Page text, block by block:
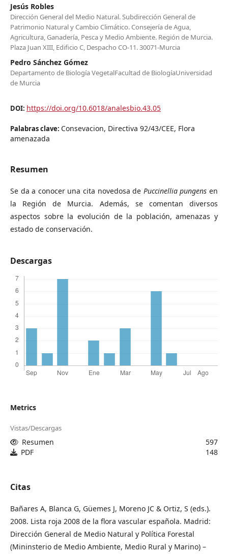
Jesús Robles
Dirección General del Medio Natural. Subdirección General de
Patrimonio Natural y Cambio Climático. Consejería de Agua,
Agricultura, Ganadería, Pesca y Medio Ambiente. Región de Murcia.
Plaza Juan XIII, Edificio C, Despacho CO-11. 30071-Murcia
Pedro Sánchez Gómez
Departamento de Biología VegetalFacultad de BiologíaUniversidad
de Murcia
DOI: https://doi.org/10.6018/analesbio.43.05
Palabras clave: Consevacion, Directiva 92/43/CEE, Flora
amenazada
Resumen
Se da a conocer una cita novedosa de Puccinellia pungens en
la Región de Murcia. Además, se comentan diversos
aspectos sobre la evolución de la población, amenazas y
estado de conservación.
Descargas
Metrics
Vistas/Descargas
Resumen
597
PDF
148
Citas
Bañares A, Blanca G, Güemes J, Moreno JC & Ortiz, S (eds.).
2008. Lista roja 2008 de la flora vascular española. Madrid:
Dirección General de Medio Natural y Política Forestal
(Mininsterio de Medio Ambiente, Medio Rural y Marino) –